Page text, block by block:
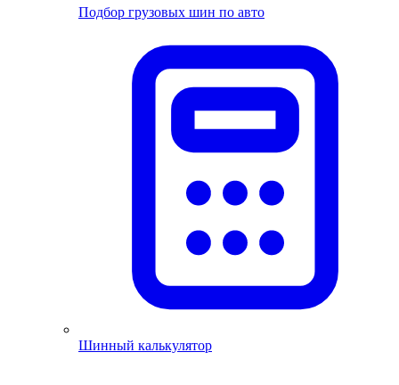
Подбор грузовых шин по авто
Шинный калькулятор